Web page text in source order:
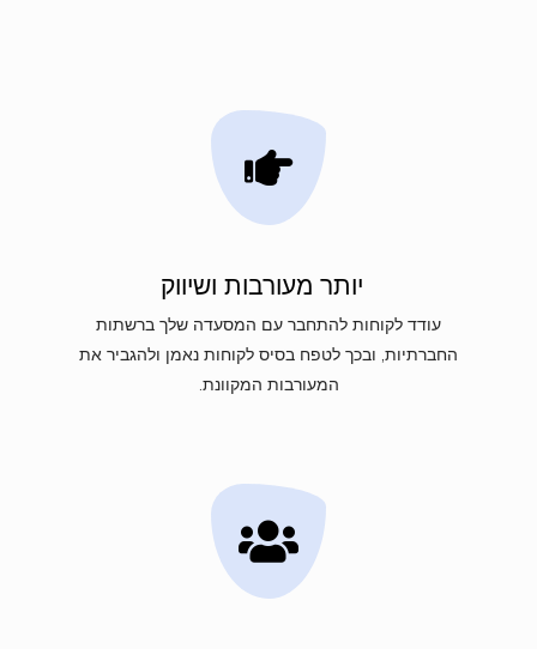
יותר מעורבות ושיווק
עודד לקוחות להתחבר עם המסעדה שלך ברשתות
החברתיות, ובכך לטפח בסיס לקוחות נאמן ולהגביר את
המעורבות המקוונת.